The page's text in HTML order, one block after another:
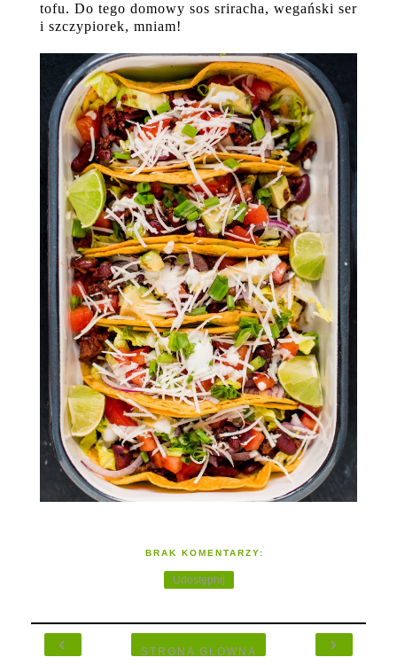
tofu. Do tego domowy sos sriracha, wegański ser
i szczypiorek, mniam!
BRAK KOMENTARZY:
Udostępnij
‹ ›
STRONA GŁÓWNA